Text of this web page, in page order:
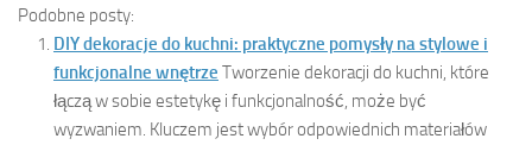
Podobne posty:
DIY dekoracje do kuchni: praktyczne pomysły na stylowe i
funkcjonalne wnętrze Tworzenie dekoracji do kuchni, które
łączą w sobie estetykę i funkcjonalność, może być
wyzwaniem. Kluczem jest wybór odpowiednich materiałów